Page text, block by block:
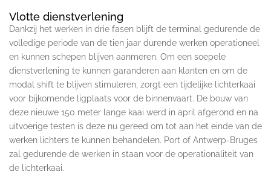
Vlotte dienstverlening
Dankzij het werken in drie fasen blijft de terminal gedurende de
volledige periode van de tien jaar durende werken operationeel
en kunnen schepen blijven aanmeren. Om een soepele
dienstverlening te kunnen garanderen aan klanten en om de
modal shift te blijven stimuleren, zorgt een tijdelijke lichterkaai
voor bijkomende ligplaats voor de binnenvaart. De bouw van
deze nieuwe 150 meter lange kaai werd in april afgerond en na
uitvoerige testen is deze nu gereed om tot aan het einde van de
werken lichters te kunnen behandelen. Port of Antwerp-Bruges
zal gedurende de werken in staan voor de operationaliteit van
de lichterkaai.